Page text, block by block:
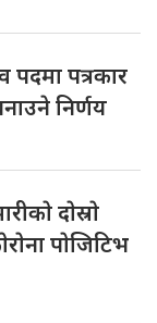
पदमा पत्रकार
निर्णय
दाेस्राे
पाेजिटिभ